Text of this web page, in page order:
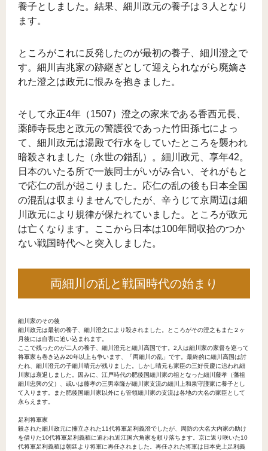
養子としました。結果、細川政元の養子は３人となり
ます。
ところがこれに反発したのが最初の養子、細川澄之で
す。細川吉兆家の跡継ぎとして迎えられながら廃嫡さ
れた澄之は政元に恨みを抱きました。
そして永正4年（1507）澄之の家来である香西元長、
薬師寺長忠と政元の警護役であった竹田孫七によっ
て、細川政元は湯殿で行水をしていたところを襲われ
暗殺されました（永世の錯乱）。細川政元、享年42。
日本のいたる所で一族同士がいがみ合い、それがもと
で応仁の乱が起こりました。応仁の乱の後も日本全国
の混乱は収まりませんでしたが、辛うじて京周辺は細
川政元により規律が保たれていました。ところが政元
は亡くなります。ここから日本は100年間収拾のつか
ない戦国時代へと突入しました。
両細川の乱と戦国時代の始まり
細川家のその後
細川政元は最初の養子、細川澄之により殺されました。ところがその澄之もまた２ヶ
月後には自害に追い込まれます。
ここで残ったのが二人の養子、細川澄元と細川高国です。2人は細川家の家督を巡って
将軍家も巻き込み20年以上も争います、「両細川の乱」です。最終的に細川高国は討
たれ、細川澄元の子細川晴元が残りました。しかし晴元も家臣の三好長慶に追われ細
川家は衰退しました。因みに、江戸時代の肥後国細川家の祖となった細川藤孝（藩祖
細川忠興の父）、或いは藤孝の三男幸隆が細川家支流の細川上和泉守護家に養子とし
て入ります。また肥後国細川家以外にも管領細川家の支流は各地の大名の家臣として
永らえます。
足利将軍家
殺された細川政元に擁立された11代将軍足利義澄でしたが、周防の大名大内家の助け
を借りた10代将軍足利義稙に追われ近江国六角家を頼り落ちます。京に返り咲いた10
代将軍足利義稙は朝廷より将軍に再任されました。再任された将軍は日本史上足利義